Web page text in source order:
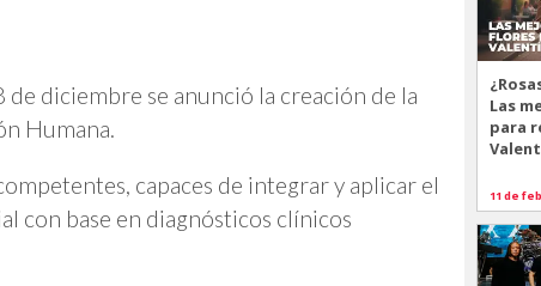
diciembre se anunció la creación de la
Humana.
capaces de integrar y aplicar el
con base en diagnósticos clínicos
Las
para
11 de